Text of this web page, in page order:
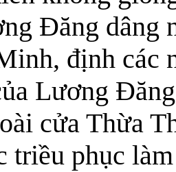
Đăng dâng
định các
Lương
cửa Thừa
triều phục